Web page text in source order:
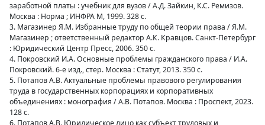
заработной платы : учебник для вузов / А.Д. Зайкин, К.С. Ремизов.
Москва : Норма ; ИНФРА М, 1999. 328 с.
3. Магазинер Я.М. Избранные труду по общей теории права / Я.М.
Магазинер ; ответственный редактор А.К. Кравцов. Санкт-Петербург
: Юридический Центр Пресс, 2006. 350 с.
4. Покровский И.А. Основные проблемы гражданского права / И.А.
Покровский. 6-е изд., стер. Москва : Статут, 2013. 350 с.
5. Потапов А.В. Актуальные проблемы правового регулирования
труда в государственных корпорациях и корпоративных
объединениях : монография / А.В. Потапов. Москва : Проспект, 2023.
128 с.
6. Потапов А.В. Юридическое лицо как субъект трудовых и